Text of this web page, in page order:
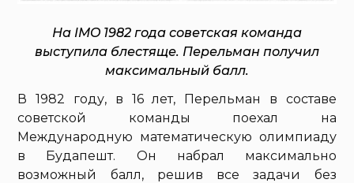
На IMO 1982 года советская команда
выступила блестяще. Перельман получил
максимальный балл.
В 1982 году, в 16 лет, Перельман в составе
советской команды поехал на
Международную математическую олимпиаду
в Будапешт. Он набрал максимально
возможный балл, решив все задачи без